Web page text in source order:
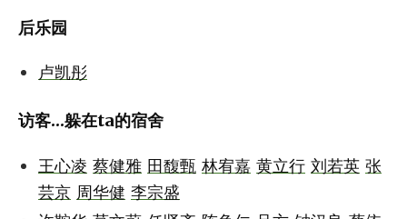
后乐园
卢凯彤
访客...躲在ta的宿舍
王心凌 蔡健雅 田馥甄 林宥嘉 黄立行 刘若英 张
芸京 周华健 李宗盛